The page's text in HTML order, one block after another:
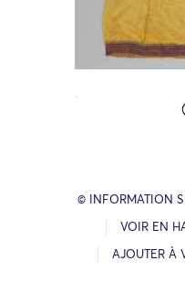
© INFORMATION
VOIR EN
AJOUTER À